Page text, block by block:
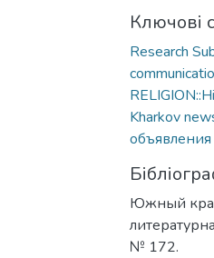
Ключові
Research
Kharkov
объявления
Южный
№ 172.